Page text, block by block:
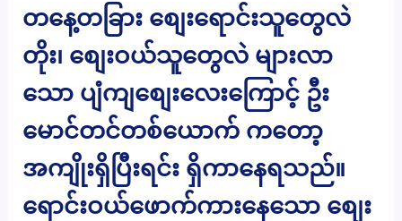
တနေ့တခြား စျေးရောင်းသူတွေလဲ
တိုး၊ စျေးဝယ်သူတွေလဲ များလာ
သော ပျံကျစျေးလေးကြောင့် ဦး
မောင်တင်တစ်ယောက် ကတော့
အကျိုးရှိပြီးရင်း ရှိကာနေရသည်။
ရောင်းဝယ်ဖောက်ကားနေသော စျေး